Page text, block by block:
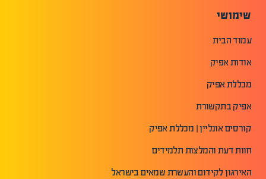
שימושי
עמוד הבית
אודות אפיק
מכללת אפיק
אפיק בתקשורת
קורסים אונליין | מכללת אפיק
חוות דעת והמלצות תלמידים
האירגון לקידום והעשרת שמאים בישראל